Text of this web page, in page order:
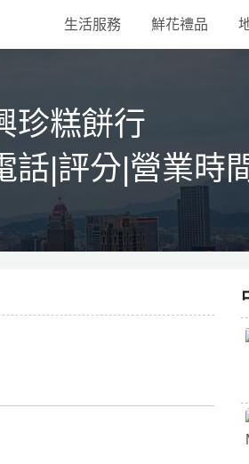
生活服務 鮮花禮品
珍糕餅行
話|評分|營業時